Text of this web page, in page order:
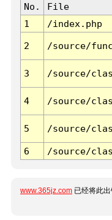
No. File
1
/index.php
2 /source/
3 /source/
4 /source/
5 /source/
6 /source/
www.365jz.com 已经将此